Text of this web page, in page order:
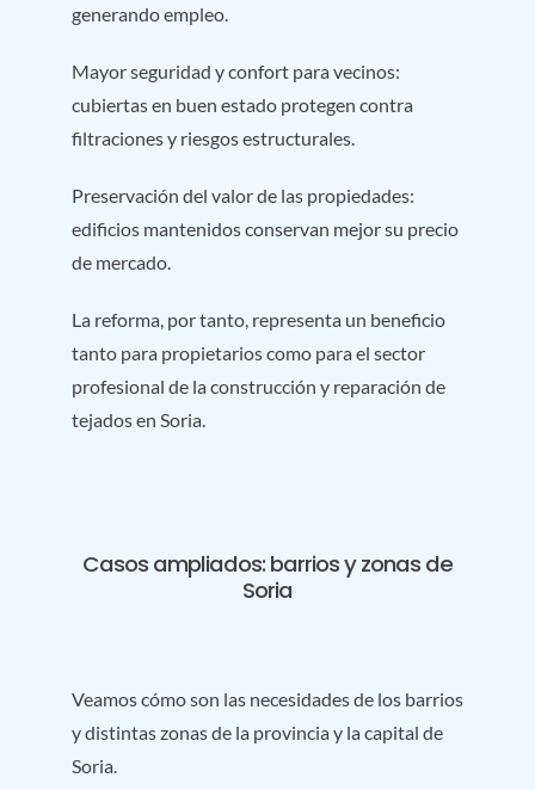
generando empleo.
Mayor seguridad y confort para vecinos:
cubiertas en buen estado protegen contra
filtraciones y riesgos estructurales.
Preservación del valor de las propiedades:
edificios mantenidos conservan mejor su precio
de mercado.
La reforma, por tanto, representa un beneficio
tanto para propietarios como para el sector
profesional de la construcción y reparación de
tejados en Soria.
Casos ampliados: barrios y zonas de
Soria
Veamos cómo son las necesidades de los barrios
y distintas zonas de la provincia y la capital de
Soria.